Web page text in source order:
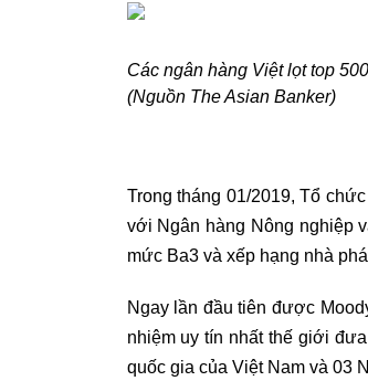
Các ngân hàng Việt lọt top
(Nguồn The Asian Banker)
Trong tháng 01/2019, Tổ
với Ngân hàng Nông nghiệp
mức Ba3 và xếp hạng nhà
Ngay lần đầu tiên được
nhiệm uy tín nhất thế giới
quốc gia của Việt Nam và 03